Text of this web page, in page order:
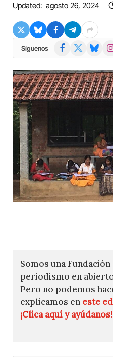
Updated: agosto 26, 2024
Síguenos Facebook Bluesky
Somos una
periodismo en
Pero no podemos
explicamos en este
¡Clica aquí y ayúdanos!